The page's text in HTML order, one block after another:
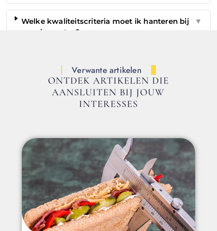
Welke kwaliteitscriteria moet ik hanteren bij
supplementen?
▼
Verwante artikelen
ONTDEK ARTIKELEN DIE
AANSLUITEN BIJ JOUW
INTERESSES